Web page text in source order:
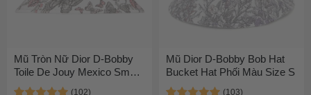
Mũ Tròn Nữ Dior D-Bobby
Toile De Jouy Mexico Small
Brim Bucket Hat
Mũ Dior D-Bobby Bob Hat
Bucket Hat Phối Màu Size S